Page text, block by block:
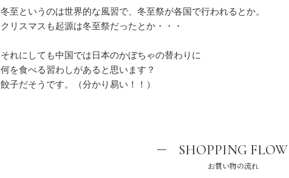
冬至というのは世界的な風習で、冬至祭が各国で行われるとか。
クリスマスも起源は冬至祭だったとか・・・
それにしても中国では日本のかぼちゃの替わりに
何を食べる習わしがあると思います？
餃子だそうです。（分かり易い！！）
SHOPPING FLOW
お買い物の流れ